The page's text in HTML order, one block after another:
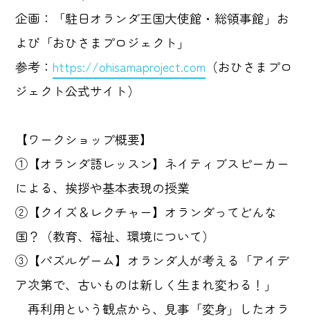
企画：「駐日オランダ王国大使館・総領事館」お
よび「おひさまプロジェクト」
参考：https://ohisamaproject.com （おひさまプロ
ジェクト公式サイト）
【ワークショップ概要】
①【オランダ語レッスン】ネイティブスピーカー
による、挨拶や基本表現の授業
②【クイズ＆レクチャー】オランダってどんな
国？（教育、福祉、環境について）
③【パズルゲーム】オランダ人が考える「アイデ
ア次第で、古いものは新しく生まれ変わる！」
再利用という観点から、見事「変身」したオラ